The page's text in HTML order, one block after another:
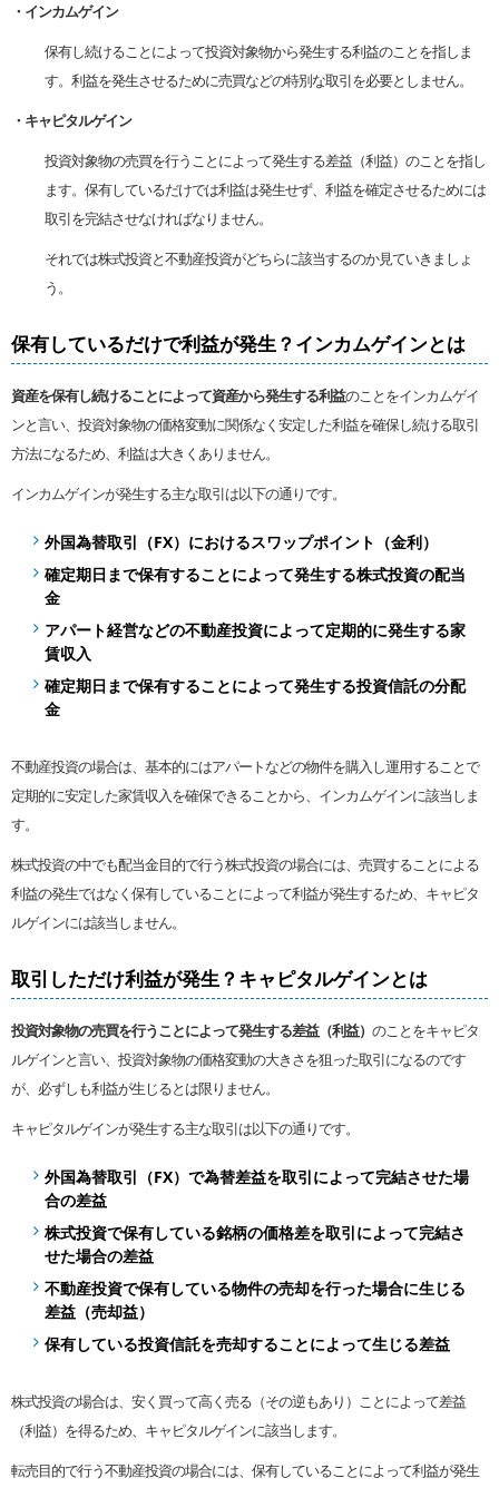
・インカムゲイン
保有し続けることによって投資対象物から発生する利益のことを指しま
す。利益を発生させるために売買などの特別な取引を必要としません。
・キャピタルゲイン
投資対象物の売買を行うことによって発生する差益（利益）のことを指し
ます。保有しているだけでは利益は発生せず、利益を確定させるためには
取引を完結させなければなりません。
それでは株式投資と不動産投資がどちらに該当するのか見ていきましょ
う。
保有しているだけで利益が発生？インカムゲインとは
資産を保有し続けることによって資産から発生する利益のことをインカムゲイ
ンと言い、投資対象物の価格変動に関係なく安定した利益を確保し続ける取引
方法になるため、利益は大きくありません。
インカムゲインが発生する主な取引は以下の通りです。
外国為替取引（FX）におけるスワップポイント（金利）
確定期日まで保有することによって発生する株式投資の配当
金
アパート経営などの不動産投資によって定期的に発生する家
賃収入
確定期日まで保有することによって発生する投資信託の分配
金
不動産投資の場合は、基本的にはアパートなどの物件を購入し運用することで
定期的に安定した家賃収入を確保できることから、インカムゲインに該当しま
す。
株式投資の中でも配当金目的で行う株式投資の場合には、売買することによる
利益の発生ではなく保有していることによって利益が発生するため、キャピタ
ルゲインには該当しません。
取引しただけ利益が発生？キャピタルゲインとは
投資対象物の売買を行うことによって発生する差益（利益） のことをキャピタ
ルゲインと言い、投資対象物の価格変動の大きさを狙った取引になるのです
が、必ずしも利益が生じるとは限りません。
キャピタルゲインが発生する主な取引は以下の通りです。
外国為替取引（FX）で為替差益を取引によって完結させた場
合の差益
株式投資で保有している銘柄の価格差を取引によって完結さ
せた場合の差益
不動産投資で保有している物件の売却を行った場合に生じる
差益（売却益）
保有している投資信託を売却することによって生じる差益
株式投資の場合は、安く買って高く売る（その逆もあり）ことによって差益
（利益）を得るため、キャピタルゲインに該当します。
転売目的で行う不動産投資の場合には、保有していることによって利益が発生